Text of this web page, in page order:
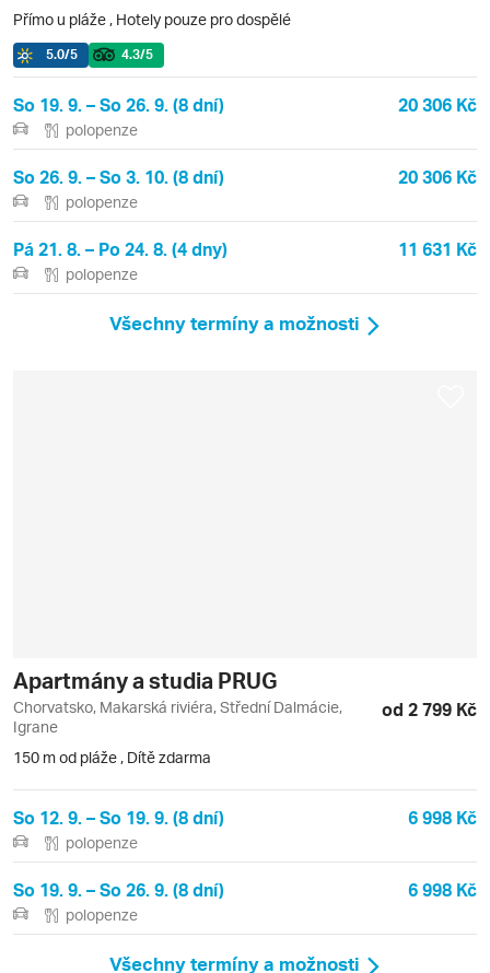
Přímo u pláže , Hotely pouze pro dospělé
5.0/5 4.3/5
So 19. 9. – So 26. 9. (8 dní) 20 306 Kč
polopenze
So 26. 9. – So 3. 10. (8 dní) 20 306 Kč
polopenze
Pá 21. 8. – Po 24. 8. (4 dny) 11 631 Kč
polopenze
Všechny termíny a možnosti
Apartmány a studia PRUG
Chorvatsko, Makarská riviéra, Střední Dalmácie,
Igrane
od 2 799 Kč
150 m od pláže , Dítě zdarma
So 12. 9. – So 19. 9. (8 dní) 6 998 Kč
polopenze
So 19. 9. – So 26. 9. (8 dní) 6 998 Kč
polopenze
Všechny termíny a možnosti